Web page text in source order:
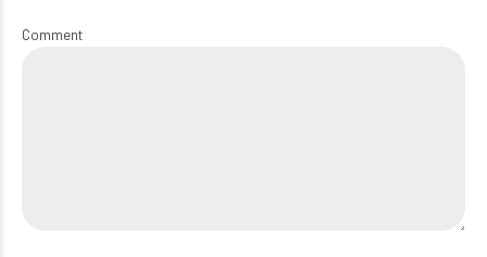
Comment